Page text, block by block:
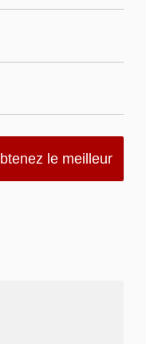
le meilleur